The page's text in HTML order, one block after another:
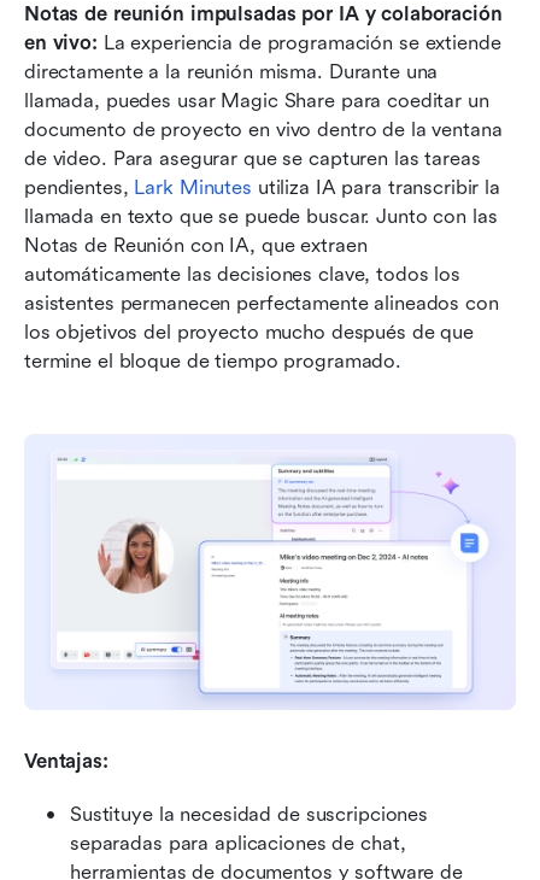
Notas de reunión impulsadas por IA y colaboración
en vivo: La experiencia de programación se extiende
directamente a la reunión misma. Durante una
llamada, puedes usar Magic Share para coeditar un
documento de proyecto en vivo dentro de la ventana
de video. Para asegurar que se capturen las tareas
pendientes, Lark Minutes utiliza IA para transcribir la
llamada en texto que se puede buscar. Junto con las
Notas de Reunión con IA, que extraen
automáticamente las decisiones clave, todos los
asistentes permanecen perfectamente alineados con
los objetivos del proyecto mucho después de que
termine el bloque de tiempo programado.
Ventajas:
Sustituye la necesidad de suscripciones
separadas para aplicaciones de chat,
herramientas de documentos y software de